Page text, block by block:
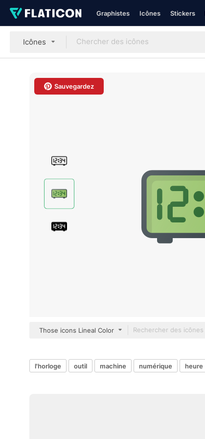
Graphistes Icônes Stickers
Icônes
Sauvegardez
Those icons Lineal Color
l'horloge outil machine numérique heure